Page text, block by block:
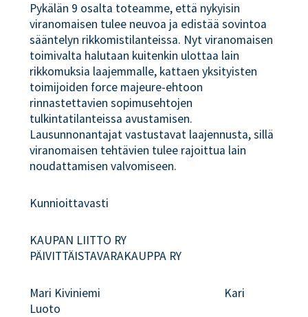
Pykälän 9 osalta toteamme, että nykyisin
viranomaisen tulee neuvoa ja edistää sovintoa
sääntelyn rikkomistilanteissa. Nyt viranomaisen
toimivalta halutaan kuitenkin ulottaa lain
rikkomuksia laajemmalle, kattaen yksityisten
toimijoiden force majeure-ehtoon
rinnastettavien sopimusehtojen
tulkintatilanteissa avustamisen.
Lausunnonantajat vastustavat laajennusta, sillä
viranomaisen tehtävien tulee rajoittua lain
noudattamisen valvomiseen.
Kunnioittavasti
KAUPAN LIITTO RY
PÄIVITTÄISTAVARAKAUPPA RY
Mari Kiviniemi Kari
Luoto